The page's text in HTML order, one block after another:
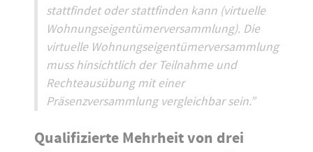
stattfindet oder stattfinden kann (virtuelle
Wohnungseigentümerversammlung). Die
virtuelle Wohnungseigentümerversammlung
muss hinsichtlich der Teilnahme und
Rechteausübung mit einer
Präsenzversammlung vergleichbar sein.”
Qualifizierte Mehrheit von drei